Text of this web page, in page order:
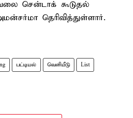
சென்டாக் கூடுதல்
தெரிவித்துள்ளார்.
பட்டியல் வெளியீடு List